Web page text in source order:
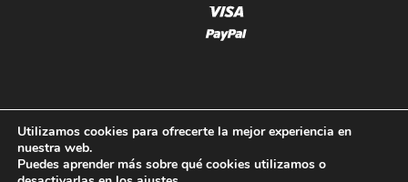
Designed byshowin| Todos los derechos reservados
Utilizamos cookies para ofrecerte la mejor experiencia en
nuestra web.
Puedes aprender más sobre qué cookies utilizamos o